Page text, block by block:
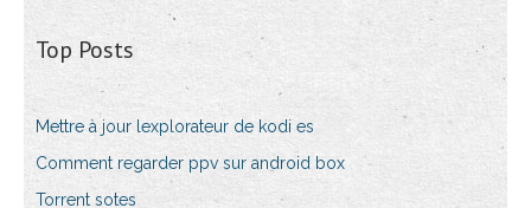
Top Posts
Mettre à jour lexplorateur de kodi es
Comment regarder ppv sur android box
Torrent sotes